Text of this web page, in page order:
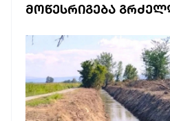
ᲛᲝᲬᲔᲡᲠᲘᲒᲔᲑᲐ